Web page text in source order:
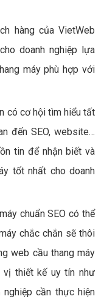
hàng của VietWeb
doanh nghiệp lựa
máy phù hợp với
có cơ hội tìm hiểu tất
đến SEO, website…
tin để nhận biết và
tốt nhất cho doanh
chuẩn SEO có thể
chắc chắn sẽ thôi
web cầu thang máy
vị thiết kế uy tín như
cần thực hiện